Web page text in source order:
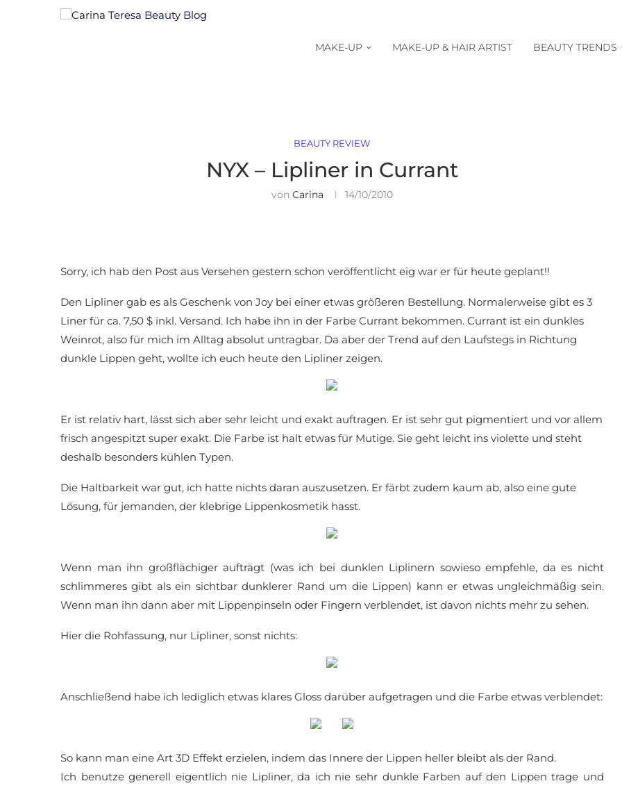
MAKE-UP MAKE-UP & HAIR ARTIST BEAUTY TRENDS
BEAUTY REVIEW
NYX – Lipliner in Currant
von Carina 14/10/2010
Sorry, ich hab den Post aus Versehen gestern schon veröffentlicht eig war er für heute geplant!!
Den Lipliner gab es als Geschenk von Joy bei einer etwas größeren Bestellung. Normalerweise gibt es 3
Liner für ca. 7,50 $ inkl. Versand. Ich habe ihn in der Farbe Currant bekommen. Currant ist ein dunkles
Weinrot, also für mich im Alltag absolut untragbar. Da aber der Trend auf den Laufstegs in Richtung
dunkle Lippen geht, wollte ich euch heute den Lipliner zeigen.
Er ist relativ hart, lässt sich aber sehr leicht und exakt auftragen. Er ist sehr gut pigmentiert und vor allem
frisch angespitzt super exakt. Die Farbe ist halt etwas für Mutige. Sie geht leicht ins violette und steht
deshalb besonders kühlen Typen.
Die Haltbarkeit war gut, ich hatte nichts daran auszusetzen. Er färbt zudem kaum ab, also eine gute
Lösung, für jemanden, der klebrige Lippenkosmetik hasst.
Wenn man ihn großflächiger aufträgt (was ich bei dunklen Liplinern sowieso empfehle, da es nicht
schlimmeres gibt als ein sichtbar dunklerer Rand um die Lippen) kann er etwas ungleichmäßig sein.
Wenn man ihn dann aber mit Lippenpinseln oder Fingern verblendet, ist davon nichts mehr zu sehen.
Hier die Rohfassung, nur Lipliner, sonst nichts:
Anschließend habe ich lediglich etwas klares Gloss darüber aufgetragen und die Farbe etwas verblendet:
So kann man eine Art 3D Effekt erzielen, indem das Innere der Lippen heller bleibt als der Rand.
Ich benutze generell eigentlich nie Lipliner, da ich nie sehr dunkle Farben auf den Lippen trage und